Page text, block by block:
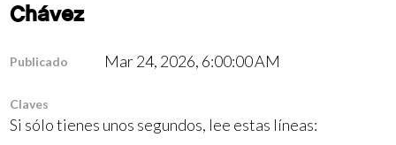
Chávez
Publicado Mar 24, 2026, 6:00:00 AM
Claves
Si sólo tienes unos segundos, lee estas líneas: